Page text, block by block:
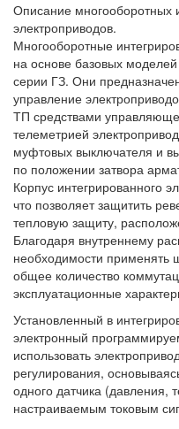
Описание многооборотных
электроприводов.
Многооборотные
на основе базовых
серии ГЗ. Они
управление
ТП средствами
телеметрией
муфтовых выключателя и
по положении затвора
Корпус интегрированного
что позволяет защитить
тепловую защиту,
Благодаря внутреннему
необходимости применять
общее количество
эксплуатационные
Установленный в
электронный
использовать
регулирования,
одного датчика (давления,
настраиваемым токовым